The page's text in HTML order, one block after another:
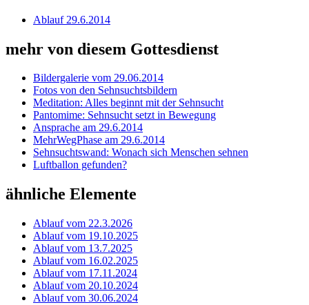
Ablauf 29.6.2014
mehr von diesem Gottesdienst
Bildergalerie vom 29.06.2014
Fotos von den Sehnsuchtsbildern
Meditation: Alles beginnt mit der Sehnsucht
Pantomime: Sehnsucht setzt in Bewegung
Ansprache am 29.6.2014
MehrWegPhase am 29.6.2014
Sehnsuchtswand: Wonach sich Menschen sehnen
Luftballon gefunden?
ähnliche Elemente
Ablauf vom 22.3.2026
Ablauf vom 19.10.2025
Ablauf vom 13.7.2025
Ablauf vom 16.02.2025
Ablauf vom 17.11.2024
Ablauf vom 20.10.2024
Ablauf vom 30.06.2024